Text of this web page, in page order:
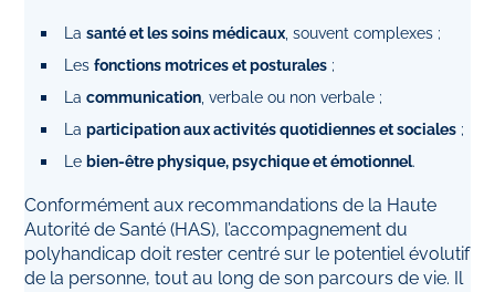
La santé et les soins médicaux, souvent complexes ;
Les fonctions motrices et posturales;
La communication, verbale ou non verbale ;
La participation aux activités quotidiennes et sociales;
Le bien‑être physique, psychique et émotionnel.
Conformément aux recommandations de la Haute
Autorité de Santé (HAS), l’accompagnement du
polyhandicap doit rester centré sur le potentiel évolutif
de la personne, tout au long de son parcours de vie. Il